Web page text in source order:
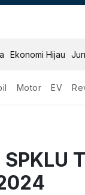
Ekonomi Hijau
Motor EV